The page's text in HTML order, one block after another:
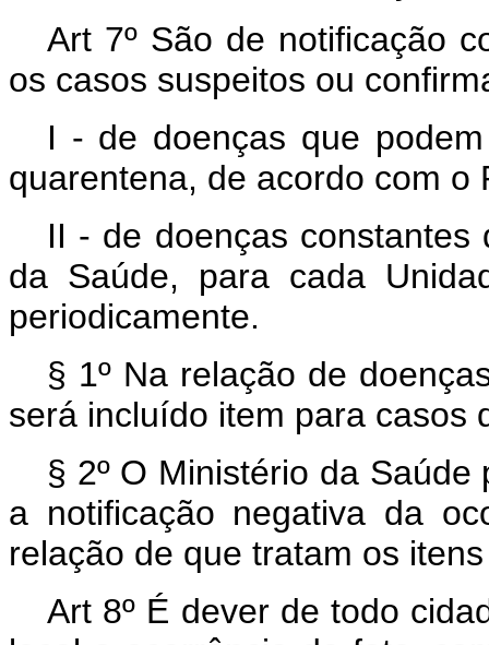
Art 7º São de notificação
os casos suspeitos ou
I - de doenças que
quarentena, de acordo com o
II - de doenças
da Saúde, para cada
periodicamente.
§ 1º Na relação de
será incluído item para casos
§ 2º O Ministério da
a notificação negativa da
relação de que tratam os
Art 8º É dever de todo